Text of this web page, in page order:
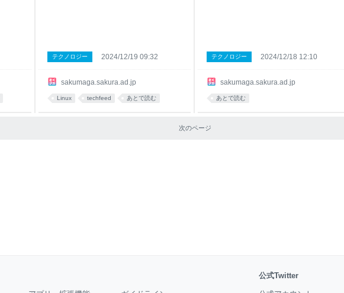
sakumaga.sakura.ad.jp
テクノロジー 2024/12/19 09:32
Linux techfeed あとで読む
sakumaga.sakura.ad.jp
テクノロジー 2024/12/18 12:10
あとで読む
次のページ
公式Twitter